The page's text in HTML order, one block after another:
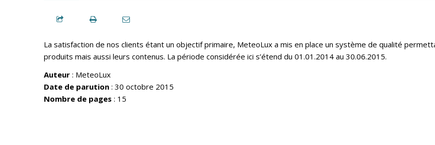
La satisfaction de nos clients étant un objectif primaire, MeteoLux a mis en place un système de qualité
produits mais aussi leurs contenus. La période considérée ici s’étend du 01.01.2014 au 30.06.2015.
Auteur : MeteoLux
Date de parution : 30 octobre 2015
Nombre de pages : 15